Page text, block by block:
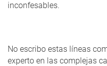
inconfesables.
No escribo estas líneas
experto en las complejas